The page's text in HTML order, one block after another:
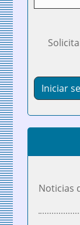
Noticias